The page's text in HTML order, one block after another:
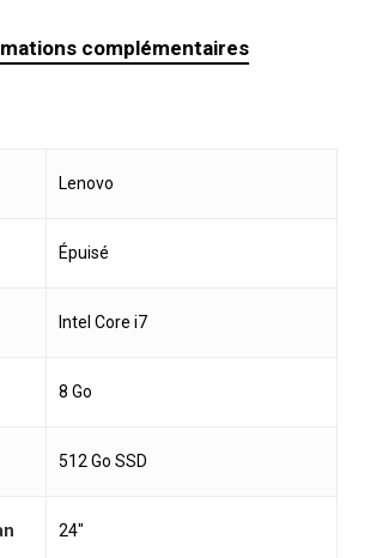
complémentaires
Lenovo
Épuisé
Intel Core i7
8 Go
512 Go SSD
24"